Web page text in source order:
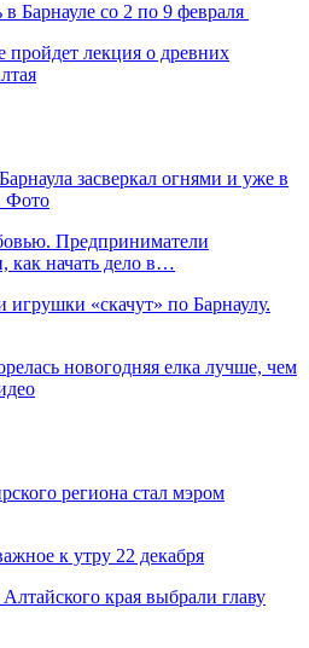
Барнауле со 2 по 9 февраля
пройдет лекция о древних
засверкал огнями и уже в
Фото
Предприниматели
как начать дело в…
«скачут» по Барнаулу.
новогодняя елка лучше, чем
региона стал мэром
к утру 22 декабря
края выбрали главу